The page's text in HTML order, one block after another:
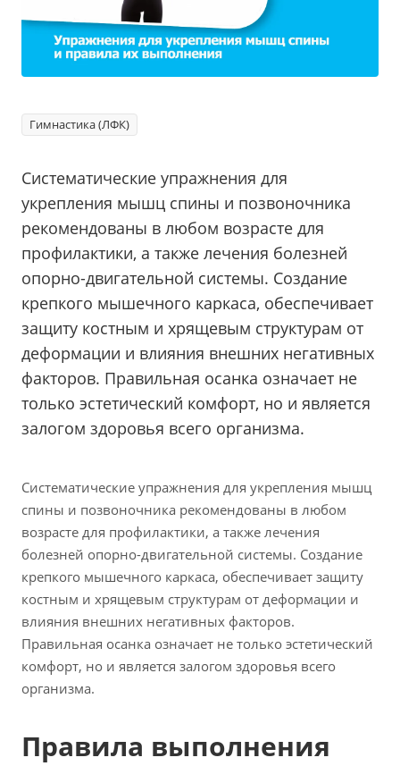
Гимнастика (ЛФК)
Систематические упражнения для
укрепления мышц спины и позвоночника
рекомендованы в любом возрасте для
профилактики, а также лечения болезней
опорно-двигательной системы. Создание
крепкого мышечного каркаса, обеспечивает
защиту костным и хрящевым структурам от
деформации и влияния внешних негативных
факторов. Правильная осанка означает не
только эстетический комфорт, но и является
залогом здоровья всего организма.
Систематические упражнения для укрепления мышц
спины и позвоночника рекомендованы в любом
возрасте для профилактики, а также лечения
болезней опорно-двигательной системы. Создание
крепкого мышечного каркаса, обеспечивает защиту
костным и хрящевым структурам от деформации и
влияния внешних негативных факторов.
Правильная осанка означает не только эстетический
комфорт, но и является залогом здоровья всего
организма.
Правила выполнения